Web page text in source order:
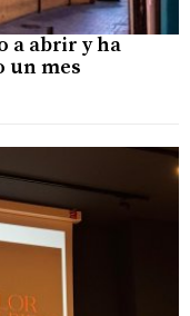
a abrir y ha
un mes